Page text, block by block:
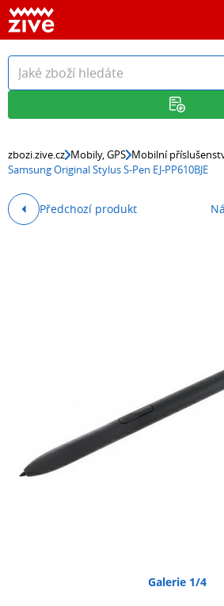
zbozi.zive.cz Mobily, GPS Mobilní
Samsung Original Stylus S-Pen EJ-PP610BJE
Předchozí produkt
Galerie 1/4